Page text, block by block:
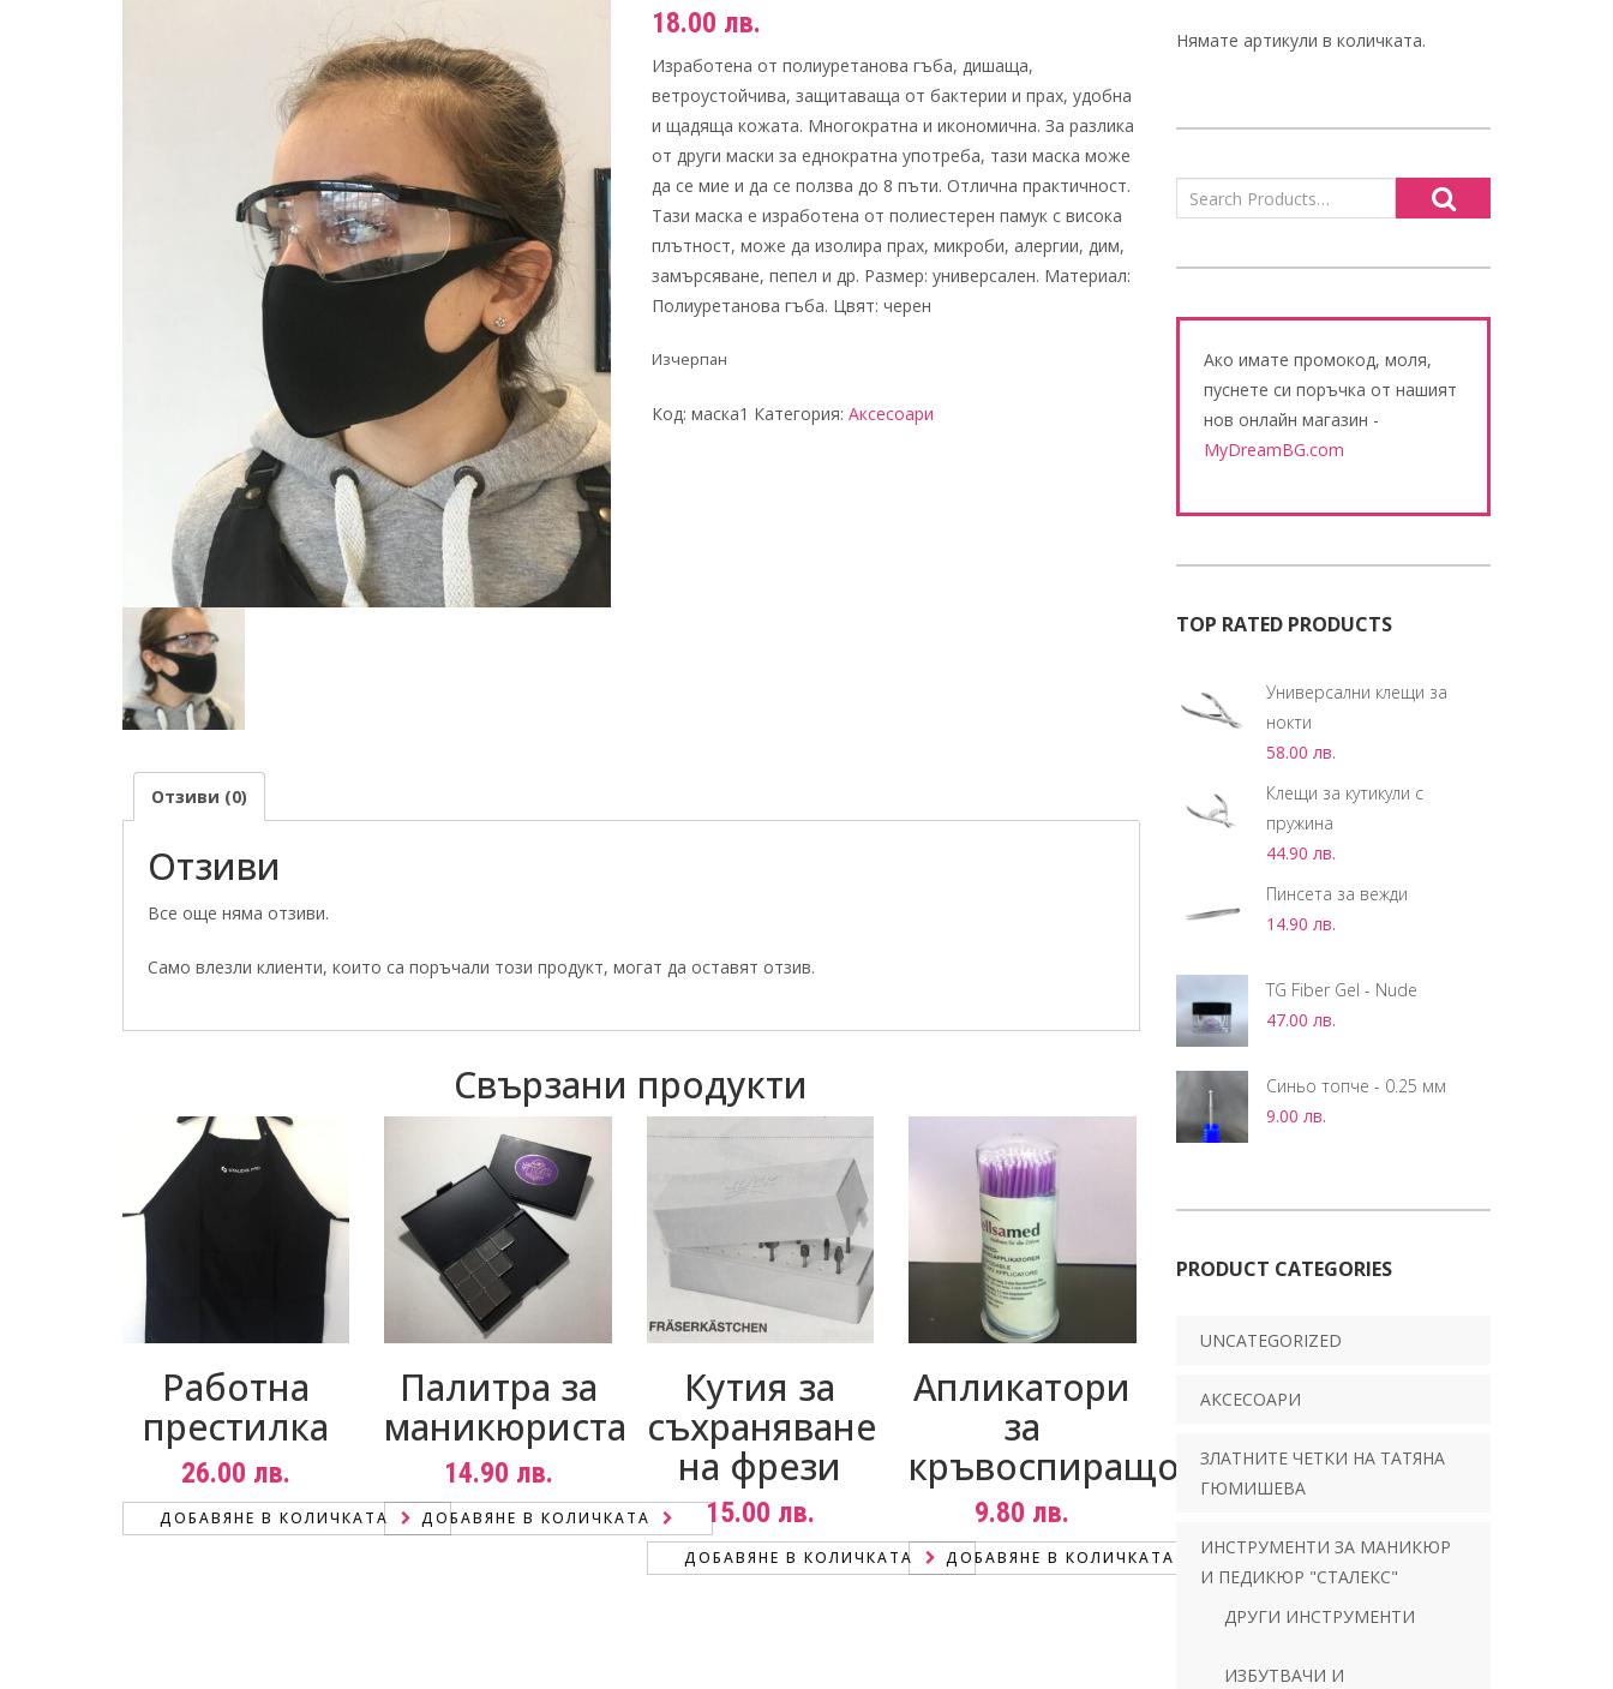
18.00 лв.
Изработена от полиуретанова гъба, дишаща,
ветроустойчива, защитаваща от бактерии и прах, удобна
и щадяща кожата. Многократна и икономична. За разлика
от други маски за еднократна употреба, тази маска може
да се мие и да се ползва до 8 пъти. Отлична практичност.
Тази маска е изработена от полиестерен памук с висока
плътност, може да изолира прах, микроби, алергии, дим,
замърсяване, пепел и др. Размер: универсален. Материал:
Полиуретанова гъба. Цвят: черен
Изчерпан
Код: маска1 Категория: Аксесоари
Отзиви (0)
Отзиви
Все още няма отзиви.
Само влезли клиенти, които са поръчали този продукт, могат да оставят отзив.
Свързани продукти
Работна
престилка
26.00 лв.
ДОБАВЯНЕ В КОЛИЧКАТА
Палитра за
маникюриста
14.90 лв.
ДОБАВЯНЕ В КОЛИЧКАТА
Кутия за
съхраняване
на фрези
15.00 лв.
ДОБАВЯНЕ В КОЛИЧКАТА
Апликатори
за
кръвоспиращо
9.80 лв.
ДОБАВЯНЕ В КОЛИЧКАТА
Нямате артикули в количката.
Ако имате промокод, моля,
пуснете си поръчка от нашият
нов онлайн магазин -
MyDreamBG.com
TOP RATED PRODUCTS
Универсални клещи за
нокти
58.00 лв.
Клещи за кутикули с
пружина
44.90 лв.
Пинсета за вежди
14.90 лв.
TG Fiber Gel - Nude
47.00 лв.
Синьо топче - 0.25 мм
9.00 лв.
PRODUCT CATEGORIES
UNCATEGORIZED
АКСЕСОАРИ
ЗЛАТНИТЕ ЧЕТКИ НА ТАТЯНА
ГЮМИШЕВА
ИНСТРУМЕНТИ ЗА МАНИКЮР
И ПЕДИКЮР "СТАЛЕКС"
ДРУГИ ИНСТРУМЕНТИ
ИЗБУТВАЧИ И